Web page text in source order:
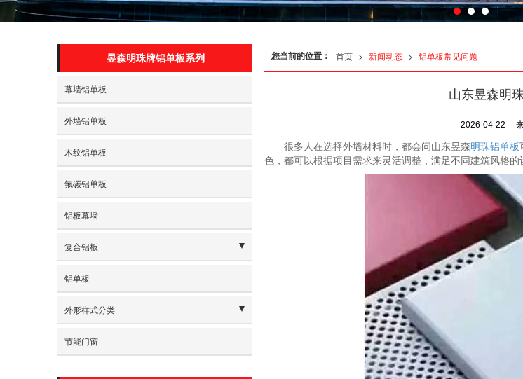
您当前的位置： 首页 > 新闻动态 > 铝单板常见问题
山东昱森明
2026-04-22
很多人在选择外墙材料时，都会问山东昱森明珠铝单板
色，都可以根据项目需求来灵活调整，满足不同建筑风格的
昱森明珠牌铝单板系列
幕墙铝单板
外墙铝单板
木纹铝单板
氟碳铝单板
铝板幕墙
复合铝板
- 铝瓦楞复合板
- 蚀刻保温岩棉复合板
- 保温岩棉铝复合板
铝单板
外形样式分类
- 常规氟碳喷涂铝单板
节能门窗